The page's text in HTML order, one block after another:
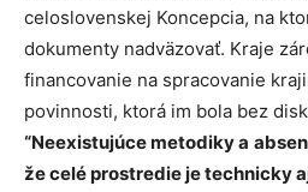
celoslovenskej Koncepcia, na
dokumenty nadväzovať. Kraje
financovanie na spracovanie
povinnosti, ktorá im bola bez
“Neexistujúce metodiky a
že celé prostredie je technicky